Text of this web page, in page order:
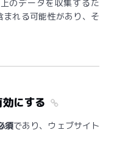
のデータを収集するた
れる可能性があり、そ
にする
須であり、ウェブサイト